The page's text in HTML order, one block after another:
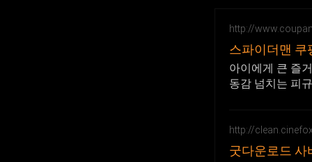
http://
스파이더맨 쿠
아이에게 큰 즐
동감 넘치는 피
http://
굿다운로드 사